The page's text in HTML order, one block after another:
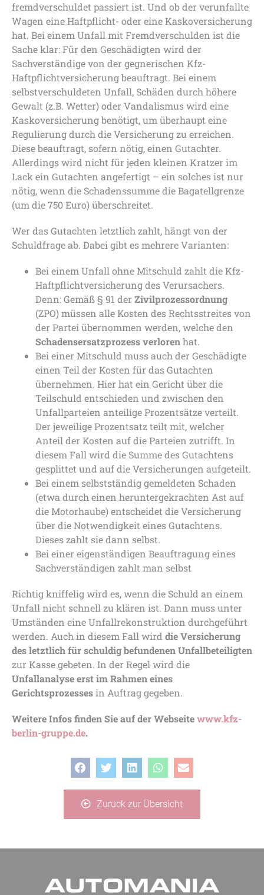
fremdverschuldet passiert ist. Und ob der verunfallte
Wagen eine Haftpflicht- oder eine Kaskoversicherung
hat. Bei einem Unfall mit Fremdverschulden ist die
Sache klar: Für den Geschädigten wird der
Sachverständige von der gegnerischen Kfz-
Haftpflichtversicherung beauftragt. Bei einem
selbstverschuldeten Unfall, Schäden durch höhere
Gewalt (z.B. Wetter) oder Vandalismus wird eine
Kaskoversicherung benötigt, um überhaupt eine
Regulierung durch die Versicherung zu erreichen.
Diese beauftragt, sofern nötig, einen Gutachter.
Allerdings wird nicht für jeden kleinen Kratzer im
Lack ein Gutachten angefertigt – ein solches ist nur
nötig, wenn die Schadenssumme die Bagatellgrenze
(um die 750 Euro) überschreitet.
Wer das Gutachten letztlich zahlt, hängt von der
Schuldfrage ab. Dabei gibt es mehrere Varianten:
Bei einem Unfall ohne Mitschuld zahlt die Kfz-
Haftpflichtversicherung des Verursachers.
Denn: Gemäß § 91 der Zivilprozessordnung
(ZPO) müssen alle Kosten des Rechtsstreites von
der Partei übernommen werden, welche den
Schadensersatzprozess verlorenhat.
Bei einer Mitschuld muss auch der Geschädigte
einen Teil der Kosten für das Gutachten
übernehmen. Hier hat ein Gericht über die
Teilschuld entschieden und zwischen den
Unfallparteien anteilige Prozentsätze verteilt.
Der jeweilige Prozentsatz teilt mit, welcher
Anteil der Kosten auf die Parteien zutrifft. In
diesem Fall wird die Summe des Gutachtens
gesplittet und auf die Versicherungen aufgeteilt.
Bei einem selbstständig gemeldeten Schaden
(etwa durch einen heruntergekrachten Ast auf
die Motorhaube) entscheidet die Versicherung
über die Notwendigkeit eines Gutachtens.
Dieses zahlt sie dann selbst.
Bei einer eigenständigen Beauftragung eines
Sachverständigen zahlt man selbst
Richtig kniffelig wird es, wenn die Schuld an einem
Unfall nicht schnell zu klären ist. Dann muss unter
Umständen eine Unfallrekonstruktion durchgeführt
werden. Auch in diesem Fall wird die Versicherung
des letztlich für schuldig befundenen Unfallbeteiligten
zur Kasse gebeten. In der Regel wird die
Unfallanalyse erst im Rahmen eines
Gerichtsprozessesin Auftrag gegeben.
Weitere Infos finden Sie auf der Webseitewww.kfz-
berlin-gruppe.de.
Zurück zur Übersicht